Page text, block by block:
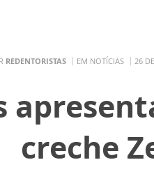
REDENTORISTAS EM NOTÍCIAS 26
creche